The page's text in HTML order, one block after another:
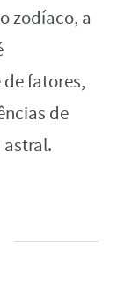
zodíaco, a
fatores,
de